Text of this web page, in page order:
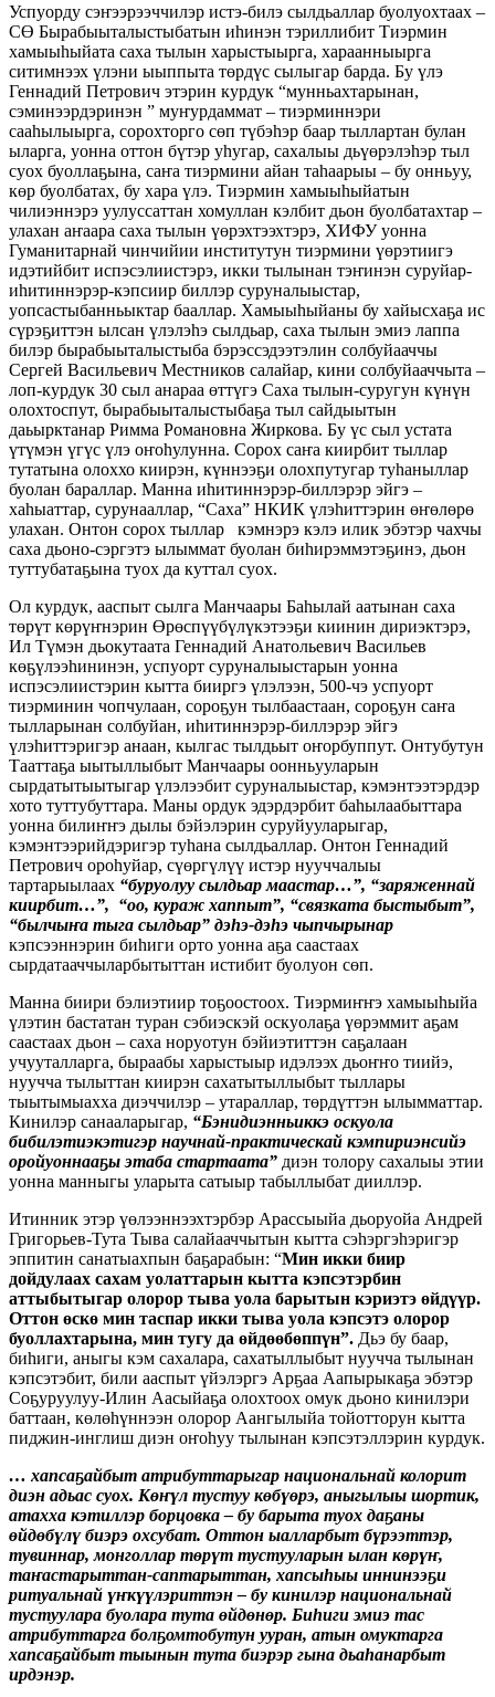
Успуорду сэҥээрээччилэр истэ-билэ сылдьаллар буолуохтаах –
СӨ Бырабыыталыстыбатын иһинэн тэриллибит Тиэрмин
хамыыһыйата саха тылын харыстыырга, хараанныырга
ситимнээх үлэни ыыппыта төрдүс сылыгар барда. Бу үлэ
Геннадий Петрович этэрин курдук “мунньахтарынан,
сэминээрдэринэн ” муҥурдаммат – тиэрминнэри
сааһылыырга, сорохторго сөп түбэһэр баар тыллартан булан
ыларга, уонна оттон бүтэр уһугар, сахалыы дьүөрэлэһэр тыл
суох буоллаҕына, саҥа тиэрмини айан таһаарыы – бу онньуу,
көр буолбатах, бу хара үлэ. Тиэрмин хамыыһыйатын
чилиэннэрэ уулуссаттан хомуллан кэлбит дьон буолбатахтар –
улахан аҥаара саха тылын үөрэхтээхтэрэ, ХИФУ уонна
Гуманитарнай чинчийии институтун тиэрмини үөрэтиигэ
идэтийбит испэсэлиистэрэ, икки тылынан тэҥинэн суруйар-
иһитиннэрэр-кэпсиир биллэр суруналыыстар,
уопсастыбанньыктар бааллар. Хамыыһыйаны бу хайысхаҕа ис
сүрэҕиттэн ылсан үлэлэһэ сылдьар, саха тылын эмиэ лаппа
билэр бырабыыталыстыба бэрэссэдээтэлин солбуйааччы
Сергей Васильевич Местников салайар, кини солбуйааччыта –
лоп-курдук 30 сыл анараа өттүгэ Саха тылын-суругун күнүн
олохтоспут, бырабыыталыстыбаҕа тыл сайдыытын
даьырктанар Римма Романовна Жиркова. Бу үс сыл устата
үтүмэн үгүс үлэ оҥоһулунна. Сорох саҥа киирбит тыллар
тутатына олоххо киирэн, күннээҕи олохпутугар туһаныллар
буолан бараллар. Манна иһитиннэрэр-биллэрэр эйгэ –
хаһыаттар, сурунааллар, “Саха” НКИК үлэһиттэрин өҥөлөрө
улахан. Онтон сорох тыллар кэмнэрэ кэлэ илик эбэтэр чахчы
саха дьоно-сэргэтэ ылыммат буолан биһирэммэтэҕинэ, дьон
туттубатаҕына туох да куттал суох.
Ол курдук, ааспыт сылга Манчаары Баһылай аатынан саха
төрүт көрүҥнэрин Өрөспүүбүлүкэтээҕи киинин дириэктэрэ,
Ил Түмэн дьокутаата Геннадий Анатольевич Васильев
көҕүлээһининэн, успуорт суруналыыстарын уонна
испэсэлиистэрин кытта бииргэ үлэлээн, 500-чэ успуорт
тиэрминин чопчулаан, сороҕун тылбаастаан, сороҕун саҥа
тылларынан солбуйан, иһитиннэрэр-биллэрэр эйгэ
үлэһиттэригэр анаан, кылгас тылдьыт оҥорбуппут. Онтубутун
Тааттаҕа ыытыллыбыт Манчаары оонньууларын
сырдатытыытыгар үлэлээбит суруналыыстар, кэмэнтээтэрдэр
хото туттубуттара. Маны ордук эдэрдэрбит баһылаабыттара
уонна билиҥҥэ дылы бэйэлэрин суруйууларыгар,
кэмэнтээрийдэригэр туһана сылдьаллар. Онтон Геннадий
Петрович ороһуйар, сүөргүлүү истэр нууччалыы
тартарыылаах “буруолуу сылдьар маастар…”, “заряженнай
киирбит…”, “оо, кураж хаппыт”, “связката быстыбыт”,
“былчыҥа тыга сылдьар” дэһэ-дэһэ чыпчырынар
кэпсээннэрин биһиги орто уонна аҕа саастаах
сырдатааччыларбытыттан истибит буолуон сөп.
Манна биири бэлиэтиир тоҕоостоох. Тиэрмиҥҥэ хамыыһыйа
үлэтин бастатан туран сэбиэскэй оскуолаҕа үөрэммит аҕам
саастаах дьон – саха норуотун бэйиэтиттэн саҕалаан
учууталларга, быраабы харыстыыр идэлээх дьоҥҥо тиийэ,
нуучча тылыттан киирэн сахатытыллыбыт тыллары
тыытымыахха диэччилэр – утараллар, төрдүттэн ылымматтар.
Кинилэр санааларыгар, “Бэнидиэнньиккэ оскуола
бибилэтиэкэтигэр научнай-практическай кэмпириэнсийэ
оройуоннааҕы этаба стартаата” диэн толору сахалыы этии
уонна манныгы уларыта сатыыр табыллыбат дииллэр.
Итинник этэр үөлээннээхтэрбэр Арассыыйа дьоруойа Андрей
Григорьев-Тута Тыва салайааччытын кытта сэһэргэһэригэр
эппитин санатыахпын баҕарабын: “Мин икки биир
дойдулаах сахам уолаттарын кытта кэпсэтэрбин
аттыбытыгар олорор тыва уола барытын кэриэтэ өйдүүр.
Оттон өскө мин таспар икки тыва уола кэпсэтэ олорор
буоллахтарына, мин тугу да өйдөөбөппүн”. Дьэ бу баар,
биһиги, аныгы кэм сахалара, сахатыллыбыт нуучча тылынан
кэпсэтэбит, били ааспыт үйэлэргэ Арҕаа Аапырыкаҕа эбэтэр
Соҕуруулуу-Илин Аасыйаҕа олохтоох омук дьоно кинилэри
баттаан, көлөһүннээн олорор Аангылыйа тойотторун кытта
пиджин-инглиш диэн оҥоһуу тылынан кэпсэтэллэрин курдук.
… хапсаҕайбыт атрибуттарыгар национальнай колорит
диэн адьас суох. Көҥүл тустуу көбүөрэ, аныгылыы шортик,
атахха кэтиллэр борцовка – бу барыта туох даҕаны
өйдөбүлү биэрэ охсубат. Оттон ыалларбыт бүрээттэр,
тувиннар, монголлар төрүт тустууларын ылан көрүҥ,
таҥастарыттан-саптарыттан, хапсыһыы иннинээҕи
ритуальнай үҥкүүлэриттэн – бу кинилэр национальнай
тустуулара буолара тута өйдөнөр. Биһиги эмиэ тас
атрибуттарга болҕомтобутун ууран, атын омуктарга
хапсаҕайбыт тыынын тута биэрэр гына дьаһанарбыт
ирдэнэр.